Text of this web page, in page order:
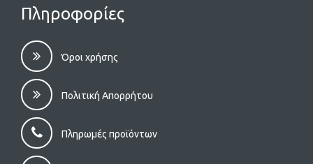
Πληροφορίες
Όροι χρήσης
Πολιτική Απορρήτου
Πληρωμές προϊόντων